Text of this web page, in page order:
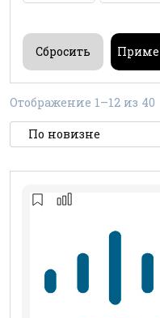
Отображение 1–12 из 40